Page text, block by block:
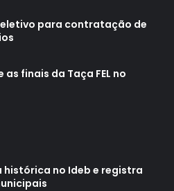
para contratação de
finais da Taça FEL no
no Ideb e registra